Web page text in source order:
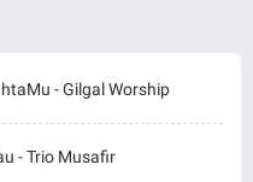
- Gilgal Worship
- Trio Musafir